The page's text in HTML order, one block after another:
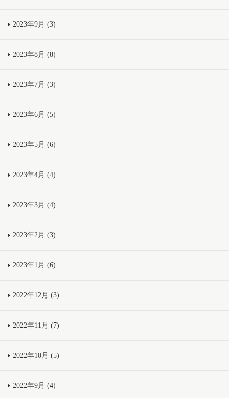
2023年9月 (3)
2023年8月 (8)
2023年7月 (3)
2023年6月 (5)
2023年5月 (6)
2023年4月 (4)
2023年3月 (4)
2023年2月 (3)
2023年1月 (6)
2022年12月 (3)
2022年11月 (7)
2022年10月 (5)
2022年9月 (4)